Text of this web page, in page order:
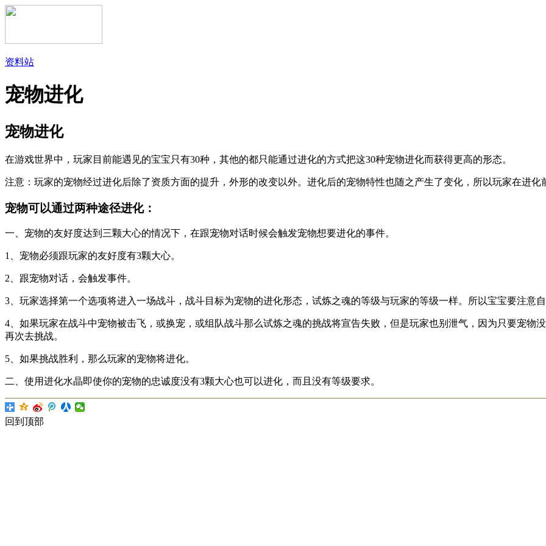
资料站
宠物进化
宠物进化
在游戏世界中，玩家目前能遇见的宝宝只有30种，其他的都只能通过进化的方式把这30种宠物进化而获得更高的形态。
注意：玩家的宠物经过进化后除了资质方面的提升，外形的改变以外。进化后的宠物特性也随之产生了变化，所以玩家在进化
宠物可以通过两种途径进化：
一、宠物的友好度达到三颗大心的情况下，在跟宠物对话时候会触发宠物想要进化的事件。
1、宠物必须跟玩家的友好度有3颗大心。
2、跟宠物对话，会触发事件。
3、玩家选择第一个选项将进入一场战斗，战斗目标为宠物的进化形态，试炼之魂的等级与玩家的等级一样。所以宝宝要注意
4、如果玩家在战斗中宠物被击飞，或换宠，或组队战斗那么试炼之魂的挑战将宣告失败，但是玩家也别泄气，因为只要宠物
再次去挑战。
5、如果挑战胜利，那么玩家的宠物将进化。
二、使用进化水晶即使你的宠物的忠诚度没有3颗大心也可以进化，而且没有等级要求。
回到顶部